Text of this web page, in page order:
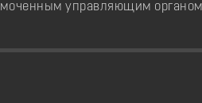
управляющим органом